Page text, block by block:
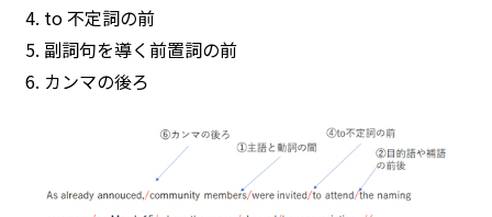
to不定詞の前
副詞句を導く前置詞の前
カンマの後ろ